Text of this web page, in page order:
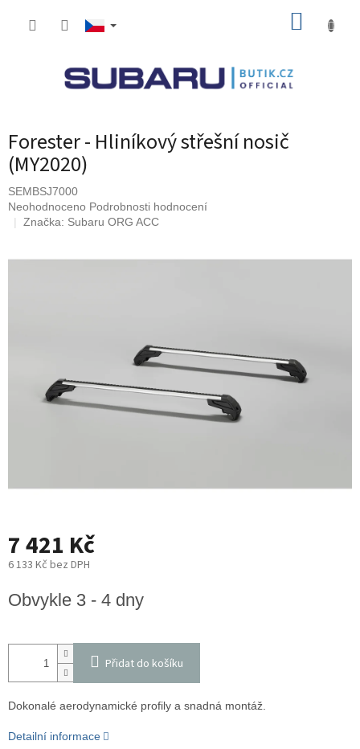
Forester - Hliníkový střešní nosič
(MY2020)
SEMBSJ7000
Průměrné
hodnocení
Neohodnoceno Podrobnosti hodnocení
Značka: Subaru ORG ACC
7 421 Kč
6 133 Kč bez DPH
cena:
Obvykle 3 - 4 dny
Přidat do košíku
Dokonalé aerodynamické profily a snadná montáž.
Detailní informace